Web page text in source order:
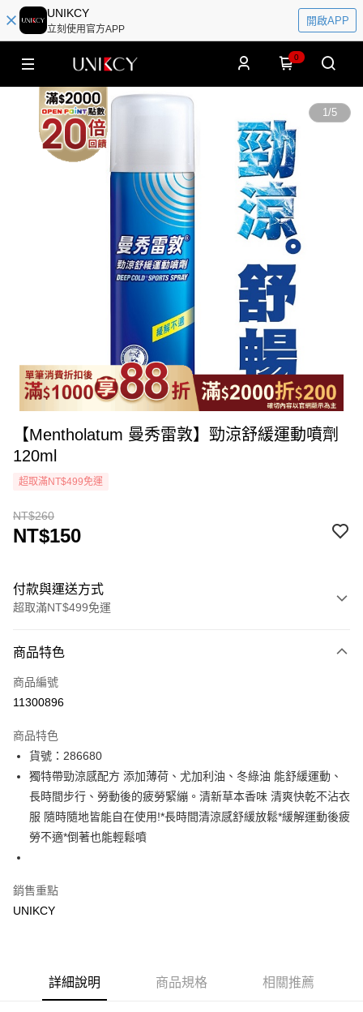
UNIKCY
立刻使用官方APP
開啟APP
0
1/5
【Mentholatum 曼秀雷敦】勁涼舒緩運動噴劑
120ml
超取滿NT$499免運
NT$260
NT$150
付款與運送方式
超取滿NT$499免運
icash Pay
信用卡一次付款
LINE Pay
Apple Pay
街口支付
悠遊付
運送方式
付款後7-11取貨［需3-5個工作天不含預購商品］
商品特色
商品編號
11300896
商品特色
貨號：286680
獨特帶勁涼感配方 添加薄荷、尤加利油、冬綠油 能舒緩運動、
長時間步行、勞動後的疲勞緊繃。清新草本香味 清爽快乾不沾衣
服 隨時隨地皆能自在使用!*長時間清涼感舒緩放鬆*緩解運動後疲
勞不適*倒著也能輕鬆噴
銷售重點
UNIKCY
詳細說明 商品規格 相關推薦